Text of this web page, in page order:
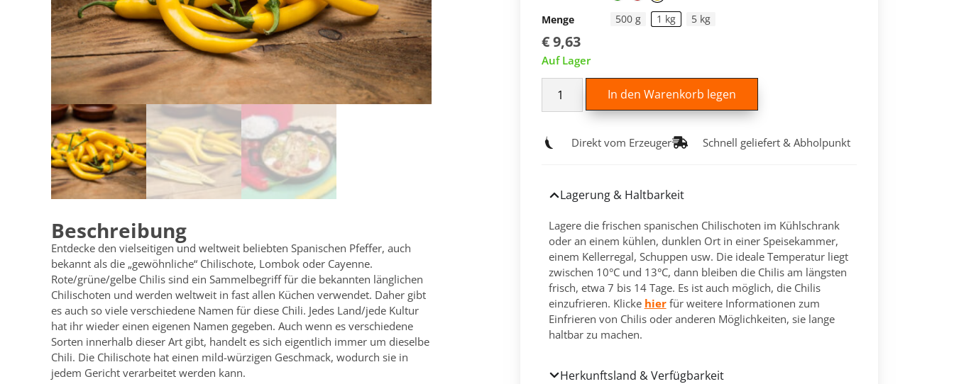
Beschreibung
Entdecke den vielseitigen und weltweit beliebten Spanischen Pfeffer, auch
bekannt als die „gewöhnliche“ Chilischote, Lombok oder Cayenne.
Rote/grüne/gelbe Chilis sind ein Sammelbegriff für die bekannten länglichen
Chilischoten und werden weltweit in fast allen Küchen verwendet. Daher gibt
es auch so viele verschiedene Namen für diese Chili. Jedes Land/jede Kultur
hat ihr wieder einen eigenen Namen gegeben. Auch wenn es verschiedene
Sorten innerhalb dieser Art gibt, handelt es sich eigentlich immer um dieselbe
Chili. Die Chilischote hat einen mild-würzigen Geschmack, wodurch sie in
jedem Gericht verarbeitet werden kann.
Menge
500 g 1 kg 5 kg
€9,63
Auf Lager
In den Warenkorb legen
Direkt vom Erzeuger Schnell geliefert & Abholpunkt
Lagerung & Haltbarkeit
Lagere die frischen spanischen Chilischoten im Kühlschrank
oder an einem kühlen, dunklen Ort in einer Speisekammer,
einem Kellerregal, Schuppen usw. Die ideale Temperatur liegt
zwischen 10°C und 13°C, dann bleiben die Chilis am längsten
frisch, etwa 7 bis 14 Tage. Es ist auch möglich, die Chilis
einzufrieren. Klicke hierfür weitere Informationen zum
Einfrieren von Chilis oder anderen Möglichkeiten, sie lange
haltbar zu machen.
Herkunftsland & Verfügbarkeit